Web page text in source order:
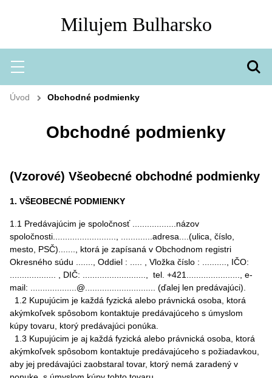
Milujem Bulharsko
Hľadať
Menu
Úvod Obchodné podmienky
Obchodné podmienky
(Vzorové) Všeobecné obchodné podmienky
1. VŠEOBECNÉ PODMIENKY
1.1 Predávajúcim je spoločnosť ..................názov
spoločnosti.........................., .............adresa....(ulica, číslo,
mesto, PSČ)......., ktorá je zapísaná v Obchodnom registri
Okresného súdu ......., Oddiel : ..... , Vložka číslo : .........., IČO:
................... , DIČ: .........................., tel. +421......................, e-
mail: ...................@............................. (ďalej len predávajúci).
1.2 Kupujúcim je každá fyzická alebo právnická osoba, ktorá
akýmkoľvek spôsobom kontaktuje predávajúceho s úmyslom
kúpy tovaru, ktorý predávajúci ponúka.
1.3 Kupujúcim je aj každá fyzická alebo právnická osoba, ktorá
akýmkoľvek spôsobom kontaktuje predávajúceho s požiadavkou,
aby jej predávajúci zaobstaral tovar, ktorý nemá zaradený v